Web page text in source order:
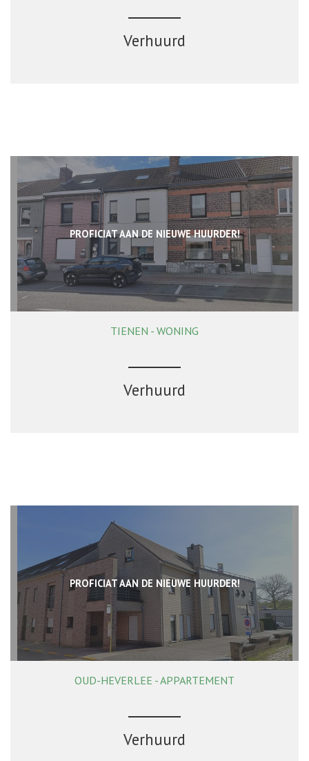
Verhuurd
PROFICIAT AAN DE NIEUWE HUURDER!
165 m² 3 1
TIENEN - WONING
Verhuurd
PROFICIAT AAN DE NIEUWE HUURDER!
117 m² 2 1 Ja
OUD-HEVERLEE - APPARTEMENT
Verhuurd